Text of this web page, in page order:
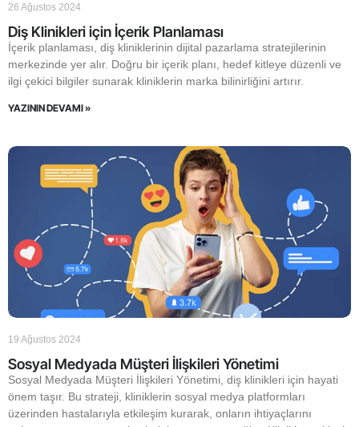
26 Ağustos 2024
Diş Klinikleri için İçerik Planlaması
İçerik planlaması, diş kliniklerinin dijital pazarlama stratejilerinin
merkezinde yer alır. Doğru bir içerik planı, hedef kitleye düzenli ve
ilgi çekici bilgiler sunarak kliniklerin marka bilinirliğini artırır.
YAZININ DEVAMI »
19 Ağustos 2024
Sosyal Medyada Müşteri İlişkileri Yönetimi
Sosyal Medyada Müşteri İlişkileri Yönetimi, diş klinikleri için hayati
önem taşır. Bu strateji, kliniklerin sosyal medya platformları
üzerinden hastalarıyla etkileşim kurarak, onların ihtiyaçlarını